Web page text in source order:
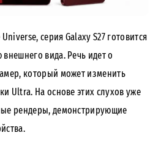
серия Galaxy S27 готовится
вида. Речь идет о
который может изменить
Ultra. На основе этих слухов уже
рендеры, демонстрирующие